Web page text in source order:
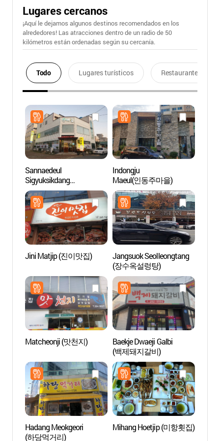
Lugares cercanos
¡Aquí le dejamos algunos destinos recomendados en los
alrededores! Las atracciones dentro de un radio de 50
kilómetros están ordenadas según su cercanía.
Todo Lugares turísticos Restaurantes
Sannaedeul
Sigyuksikdang
(산내들식육식당)
Indongju
Maeul(인동주마을)
Jini Matjip (진이맛집)
Jangsuok Seolleongtang
(장수옥설렁탕)
Matcheonji (맛천지)
Baekje Dwaeji Galbi
(백제돼지갈비)
Hadang Meokgeori
(하당먹거리)
Mihang Hoetjip (미항횟집)